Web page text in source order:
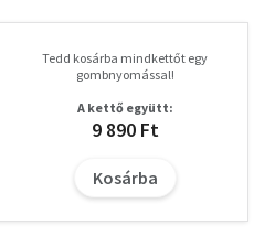
Tedd kosárba mindkettőt egy
gombnyomással!
A kettő együtt:
9 890 Ft
Kosárba